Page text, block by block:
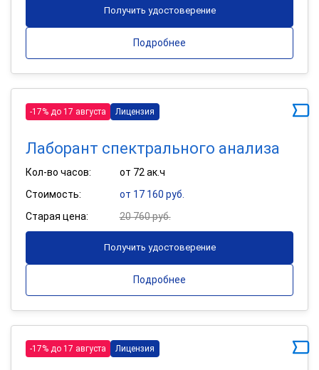
Получить удостоверение
Подробнее
-17% до 17 августа Лицензия
Лаборант спектрального анализа
Кол-во часов:
от 72 ак.ч
Стоимость:
от 17 160 руб.
Старая цена:
20 760 руб.
Получить удостоверение
Подробнее
-17% до 17 августа Лицензия